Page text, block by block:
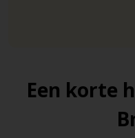
Een korte